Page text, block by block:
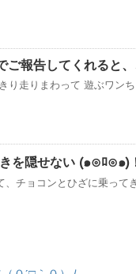
ご報告してくれると
り走りまわって 遊ぶワン
を隠せない (๑⊙ﾛ⊙๑)
、チョコンとひざに乗っ